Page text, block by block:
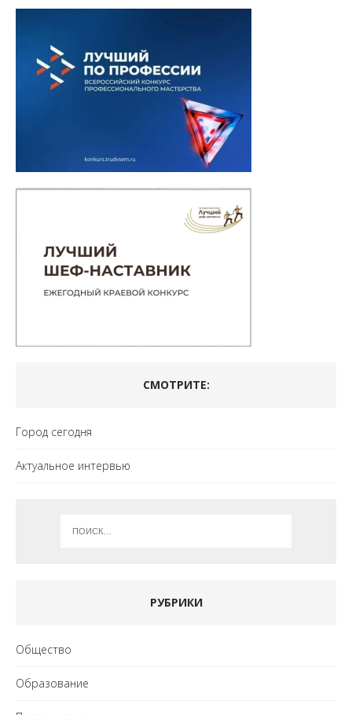
СМОТРИТЕ:
Город сегодня
Актуальное интервью
РУБРИКИ
Общество
Образование